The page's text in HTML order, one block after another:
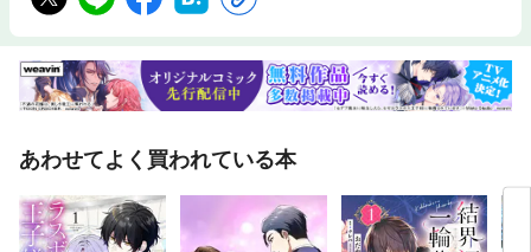
あわせてよく買われている本